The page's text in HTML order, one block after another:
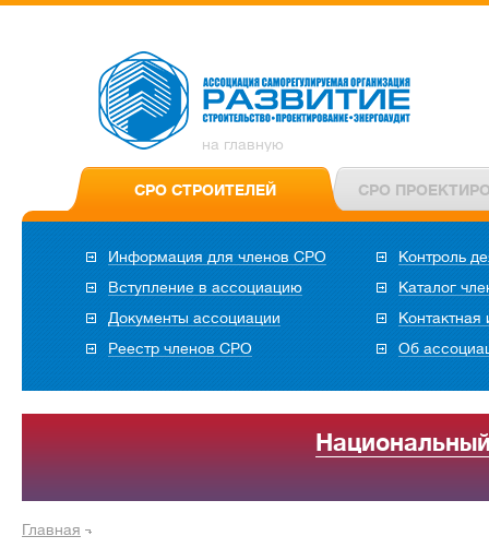
на главную
СРО СТРОИТЕЛЕЙ СРО
Информация для членов СРО
Вступление в ассоциацию
Документы ассоциации
Реестр членов СРО
Контроль
Каталог
Об
Главная